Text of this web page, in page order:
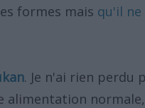
formes mais qu'il
. Je n'ai rien perdu
alimentation